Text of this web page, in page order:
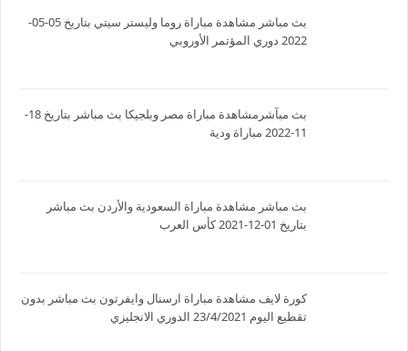
بث مباشر مشاهدة مباراة روما وليستر سيتي بتاريخ 05-05-
2022 دوري المؤتمر الأوروبي
بث مبآشرمشاهدة مباراة مصر وبلجيكا بث مباشر بتاريخ 18-
11-2022 مباراة ودية
بث مباشر مشاهدة مباراة السعودية والأردن بث مباشر
بتاريخ 01-12-2021 كأس العرب
كورة لايف مشاهدة مباراة ارسنال وايفرتون بث مباشر بدون
تقطيع اليوم 23/4/2021 الدوري الانجليزي